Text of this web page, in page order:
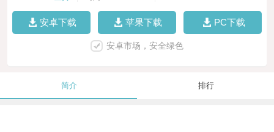
安卓下载 苹果下载 PC下载
安卓市场，安全绿色
简介 排行